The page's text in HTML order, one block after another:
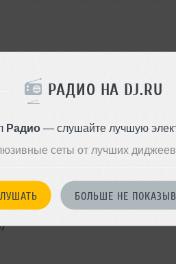
РАДИО НА DJ.RU
Радио— слушайте лучшую
сеты от лучших диджеев.
БОЛЬШЕ НЕ